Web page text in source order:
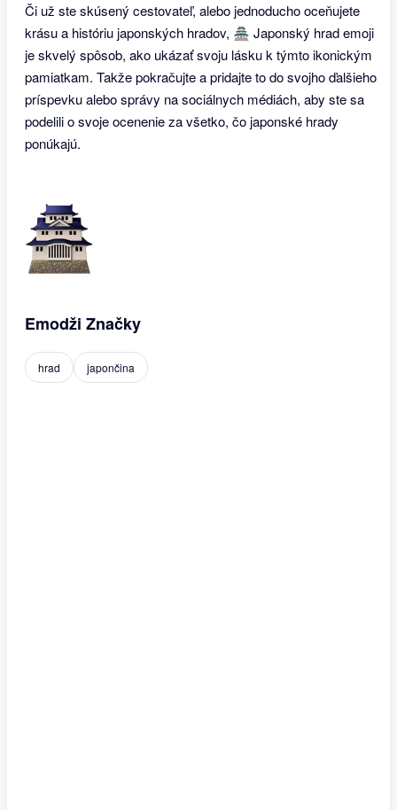
Či už ste skúsený cestovateľ, alebo jednoducho oceňujete
krásu a históriu japonských hradov, 🏯 Japonský hrad emoji
je skvelý spôsob, ako ukázať svoju lásku k týmto ikonickým
pamiatkam. Takže pokračujte a pridajte to do svojho ďalšieho
príspevku alebo správy na sociálnych médiách, aby ste sa
podelili o svoje ocenenie za všetko, čo japonské hrady
ponúkajú.
Emodži Značky
hrad japončina